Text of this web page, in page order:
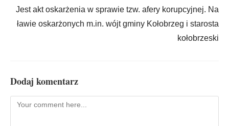
Jest akt oskarżenia w sprawie tzw. afery korupcyjnej. Na
ławie oskarżonych m.in. wójt gminy Kołobrzeg i starosta
kołobrzeski
Dodaj komentarz